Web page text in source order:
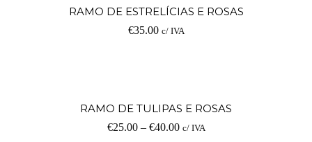
RAMO DE ESTRELÍCIAS E ROSAS
€35.00 c/ IVA
RAMO DE TULIPAS E ROSAS
€25.00– €40.00 c/ IVA